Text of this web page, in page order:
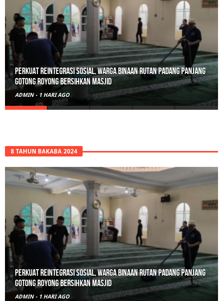
Polisi Sita 82 Paket Ganja Siap Edar di Tanah Datar
ADMIN - 2 HARI AGO
8 TAHUN BAKABA 2024
Polisi Sita 82 Paket Ganja Siap Edar di Tanah Datar
ADMIN - 2 HARI AGO